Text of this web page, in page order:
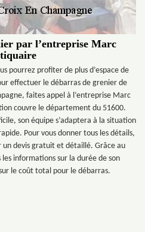
par l’entreprise Marc
pourrez profiter de plus d’espace de
effectuer le débarras de grenier de
faites appel à l’entreprise Marc
couvre le département du 51600.
son équipe s’adaptera à la situation
Pour vous donner tous les détails,
un devis gratuit et détaillé. Grâce au
informations sur la durée de son
le coût total pour le débarras.